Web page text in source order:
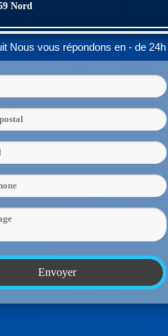
Nord
Nous vous répondons en - de 24h